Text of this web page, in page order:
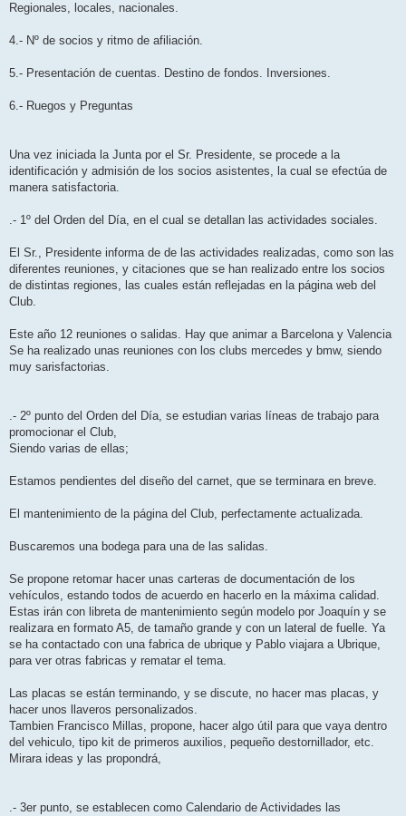
Regionales, locales, nacionales.
4.- Nº de socios y ritmo de afiliación.
5.- Presentación de cuentas. Destino de fondos. Inversiones.
6.- Ruegos y Preguntas
Una vez iniciada la Junta por el Sr. Presidente, se procede a la
identificación y admisión de los socios asistentes, la cual se efectúa de
manera satisfactoria.
.- 1º del Orden del Día, en el cual se detallan las actividades sociales.
El Sr., Presidente informa de de las actividades realizadas, como son las
diferentes reuniones, y citaciones que se han realizado entre los socios
de distintas regiones, las cuales están reflejadas en la página web del
Club.
Este año 12 reuniones o salidas. Hay que animar a Barcelona y Valencia
Se ha realizado unas reuniones con los clubs mercedes y bmw, siendo
muy sarisfactorias.
.- 2º punto del Orden del Día, se estudian varias líneas de trabajo para
promocionar el Club,
Siendo varias de ellas;
Estamos pendientes del diseño del carnet, que se terminara en breve.
El mantenimiento de la página del Club, perfectamente actualizada.
Buscaremos una bodega para una de las salidas.
Se propone retomar hacer unas carteras de documentación de los
vehículos, estando todos de acuerdo en hacerlo en la máxima calidad.
Estas irán con libreta de mantenimiento según modelo por Joaquín y se
realizara en formato A5, de tamaño grande y con un lateral de fuelle. Ya
se ha contactado con una fabrica de ubrique y Pablo viajara a Ubrique,
para ver otras fabricas y rematar el tema.
Las placas se están terminando, y se discute, no hacer mas placas, y
hacer unos llaveros personalizados.
Tambien Francisco Millas, propone, hacer algo útil para que vaya dentro
del vehiculo, tipo kit de primeros auxilios, pequeño destornillador, etc.
Mirara ideas y las propondrá,
.- 3er punto, se establecen como Calendario de Actividades las